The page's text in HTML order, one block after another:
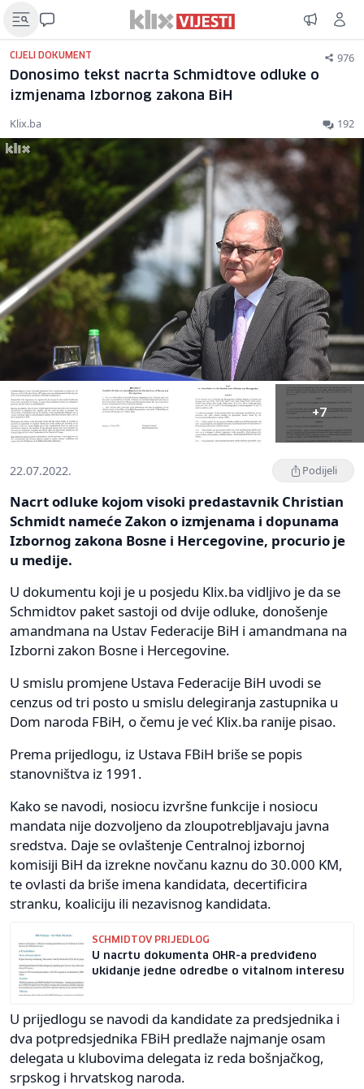
CIJELI DOKUMENT 976
Donosimo tekst nacrta Schmidtove odluke o
izmjenama Izbornog zakona BiH
Klix.ba 192
+7
22.07.2022. Podijeli
Nacrt odluke kojom visoki predastavnik Christian
Schmidt nameće Zakon o izmjenama i dopunama
Izbornog zakona Bosne i Hercegovine, procurio je
u medije.
U dokumentu koji je u posjedu Klix.ba vidljivo je da se
Schmidtov paket sastoji od dvije odluke, donošenje
amandmana na Ustav Federacije BiH i amandmana na
Izborni zakon Bosne i Hercegovine.
U smislu promjene Ustava Federacije BiH uvodi se
cenzus od tri posto u smislu delegiranja zastupnika u
Dom naroda FBiH, o čemu je već Klix.ba ranije pisao.
Prema prijedlogu, iz Ustava FBiH briše se popis
stanovništva iz 1991.
Kako se navodi, nosiocu izvršne funkcije i nosiocu
mandata nije dozvoljeno da zloupotrebljavaju javna
sredstva. Daje se ovlaštenje Centralnoj izbornoj
komisiji BiH da izrekne novčanu kaznu do 30.000 KM,
te ovlasti da briše imena kandidata, decertificira
stranku, koaliciju ili nezavisnog kandidata.
SCHMIDTOV PRIJEDLOG
U nacrtu dokumenta OHR-a predviđeno
ukidanje jedne odredbe o vitalnom interesu
U prijedlogu se navodi da kandidate za predsjednika i
dva potpredsjednika FBiH predlaže najmanje osam
delegata u klubovima delegata iz reda bošnjačkog,
srpskog i hrvatskog naroda.